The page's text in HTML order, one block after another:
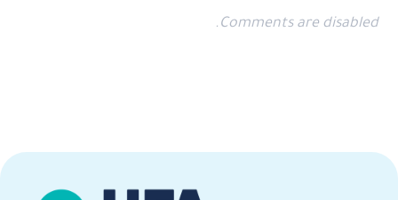
Comments are disabled.